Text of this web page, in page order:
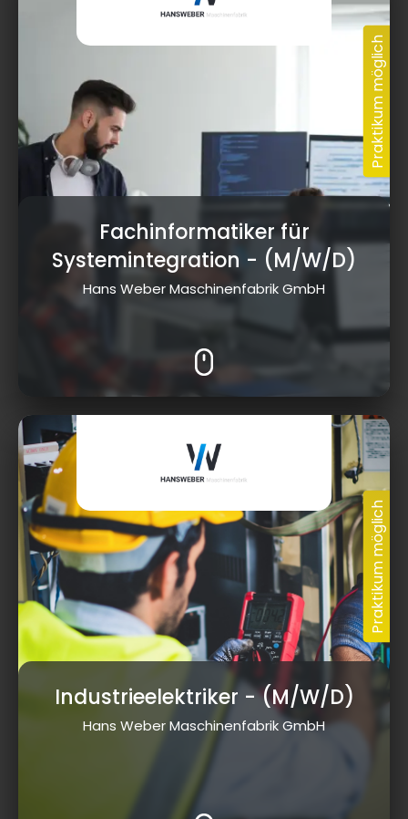
Fachinformatiker für
Systemintegration - (M/W/D)
Hans Weber Maschinenfabrik GmbH
Industrieelektriker - (M/W/D)
Hans Weber Maschinenfabrik GmbH